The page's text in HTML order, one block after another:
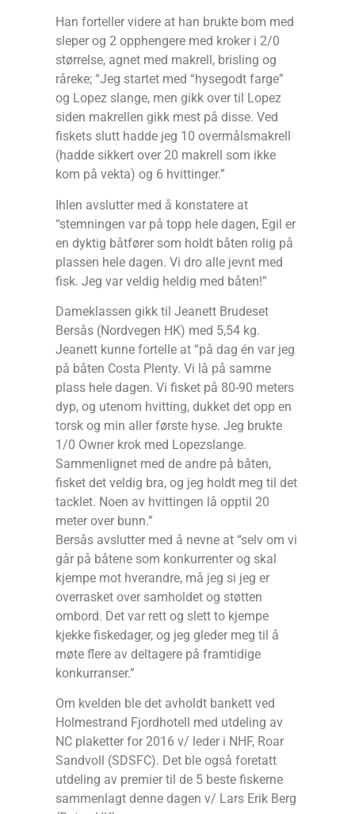
Han forteller videre at han brukte bom med
sleper og 2 opphengere med kroker i 2/0
størrelse, agnet med makrell, brisling og
råreke; “Jeg startet med “hysegodt farge”
og Lopez slange, men gikk over til Lopez
siden makrellen gikk mest på disse. Ved
fiskets slutt hadde jeg 10 overmålsmakrell
(hadde sikkert over 20 makrell som ikke
kom på vekta) og 6 hvittinger.”
Ihlen avslutter med å konstatere at
“stemningen var på topp hele dagen, Egil er
en dyktig båtfører som holdt båten rolig på
plassen hele dagen. Vi dro alle jevnt med
fisk. Jeg var veldig heldig med båten!”
Dameklassen gikk til Jeanett Brudeset
Bersås (Nordvegen HK) med 5,54 kg.
Jeanett kunne fortelle at “på dag én var jeg
på båten Costa Plenty. Vi lå på samme
plass hele dagen. Vi fisket på 80-90 meters
dyp, og utenom hvitting, dukket det opp en
torsk og min aller første hyse. Jeg brukte
1/0 Owner krok med Lopezslange.
Sammenlignet med de andre på båten,
fisket det veldig bra, og jeg holdt meg til det
tacklet. Noen av hvittingen lå opptil 20
meter over bunn.”
Bersås avslutter med å nevne at “selv om vi
går på båtene som konkurrenter og skal
kjempe mot hverandre, må jeg si jeg er
overrasket over samholdet og støtten
ombord. Det var rett og slett to kjempe
kjekke fiskedager, og jeg gleder meg til å
møte flere av deltagere på framtidige
konkurranser.”
Om kvelden ble det avholdt bankett ved
Holmestrand Fjordhotell med utdeling av
NC plaketter for 2016 v/ leder i NHF, Roar
Sandvoll (SDSFC). Det ble også foretatt
utdeling av premier til de 5 beste fiskerne
sammenlagt denne dagen v/ Lars Erik Berg